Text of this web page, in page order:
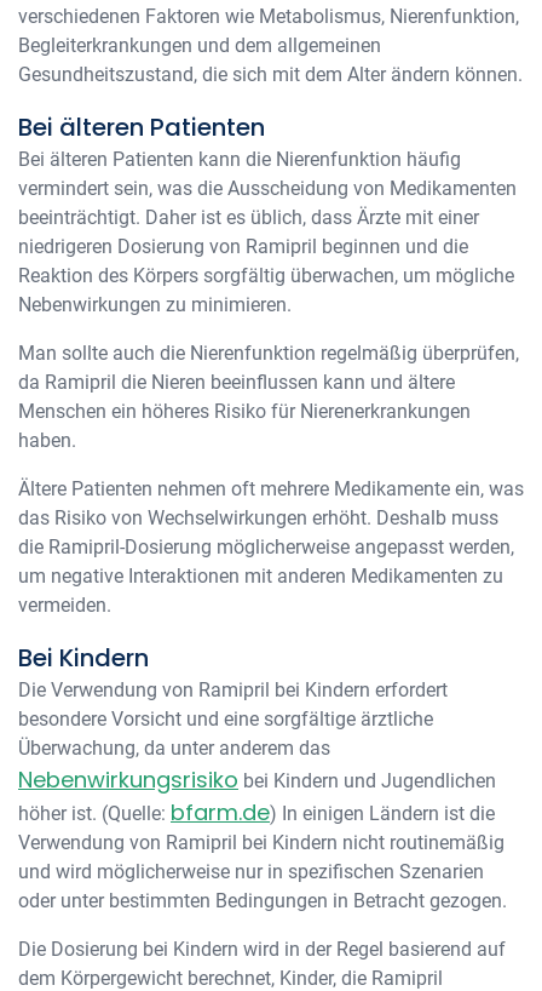
verschiedenen Faktoren wie Metabolismus, Nierenfunktion,
Begleiterkrankungen und dem allgemeinen
Gesundheitszustand, die sich mit dem Alter ändern können.
Bei älteren Patienten
Bei älteren Patienten kann die Nierenfunktion häufig
vermindert sein, was die Ausscheidung von Medikamenten
beeinträchtigt. Daher ist es üblich, dass Ärzte mit einer
niedrigeren Dosierung von Ramipril beginnen und die
Reaktion des Körpers sorgfältig überwachen, um mögliche
Nebenwirkungen zu minimieren.
Man sollte auch die Nierenfunktion regelmäßig überprüfen,
da Ramipril die Nieren beeinflussen kann und ältere
Menschen ein höheres Risiko für Nierenerkrankungen
haben.
Ältere Patienten nehmen oft mehrere Medikamente ein, was
das Risiko von Wechselwirkungen erhöht. Deshalb muss
die Ramipril-Dosierung möglicherweise angepasst werden,
um negative Interaktionen mit anderen Medikamenten zu
vermeiden.
Bei Kindern
Die Verwendung von Ramipril bei Kindern erfordert
besondere Vorsicht und eine sorgfältige ärztliche
Überwachung, da unter anderem das
Nebenwirkungsrisiko bei Kindern und Jugendlichen
höher ist. (Quelle: bfarm.de) In einigen Ländern ist die
Verwendung von Ramipril bei Kindern nicht routinemäßig
und wird möglicherweise nur in spezifischen Szenarien
oder unter bestimmten Bedingungen in Betracht gezogen.
Die Dosierung bei Kindern wird in der Regel basierend auf
dem Körpergewicht berechnet, Kinder, die Ramipril